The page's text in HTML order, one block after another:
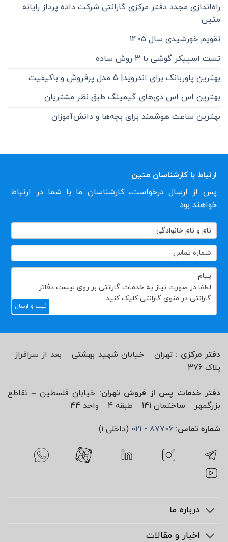
راه‌اندازی مجدد دفتر مرکزی گارانتی شرکت داده پرداز رایانه
متین
تقویم خورشیدی سال 1405
تست اسپیکر گوشی با 3 روش ساده
بهترین پاوربانک برای اندروید| ۵ مدل پرفروش و باکیفیت
بهترین اس اس دی‌های گیمینگ طبق نظر مشتریان
بهترین ساعت هوشمند برای بچه‌ها و دانش‌آموزان
ارتباط با کارشناسان متین
پس از ارسال درخواست، کارشناسان ما با شما در ارتباط
خواهند بود
تماس
با
ثبت و ارسال
دفتر مرکزی : تهران – خیابان شهید بهشتی – بعد از سرافراز –
پلاک 376
دفتر خدمات پس از فروش تهران: خیابان فلسطین – تقاطع
بزرگمهر – ساختمان 141 – طبقه 4 – واحد 44
شماره تماس: 87706 - 021 (داخلی 1)
درباره ما
اخبار و مقالات